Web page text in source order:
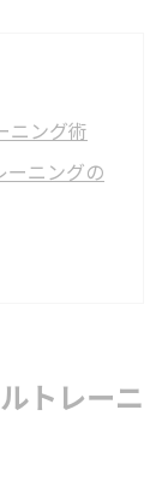
ニング術
ーニングの
ルトレー
ング効果を
トレーニ